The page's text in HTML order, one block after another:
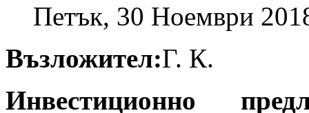
Петък, 30 Ноември
Възложител:Г. К.
Инвестиционно